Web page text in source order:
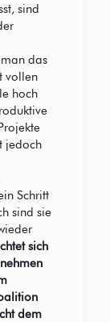
sind
das
vollen
hoch
jedoch
Schritt
sind sie
sich
dem